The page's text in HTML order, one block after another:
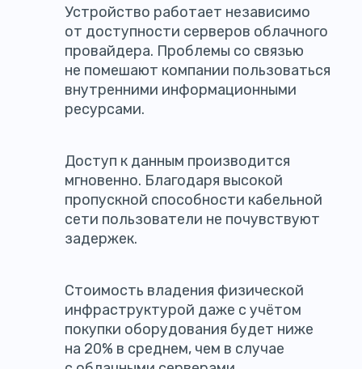
Устройство работает независимо
от доступности серверов облачного
провайдера. Проблемы со связью
не помешают компании пользоваться
внутренними информационными
ресурсами.
Доступ к данным производится
мгновенно. Благодаря высокой
пропускной способности кабельной
сети пользователи не почувствуют
задержек.
Стоимость владения физической
инфраструктурой даже с учётом
покупки оборудования будет ниже
на 20% в среднем, чем в случае